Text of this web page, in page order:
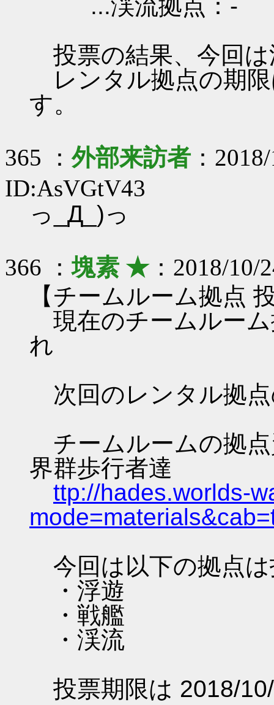
...渓流拠点：-
投票の結果、今回
レンタル拠点の期
す。
365 ：外部来訪者 ：
ID:AsVGtV43
っ_Д_)っ
366 ：塊素 ★：2018/10/
【チームルーム拠点
現在のチームルー
れ
次回のレンタル拠
チームルームの拠
界群歩行者達
ttp://hades.worlds-
今回は以下の拠点
・浮遊
・戦艦
・渓流
投票期限は 2018/